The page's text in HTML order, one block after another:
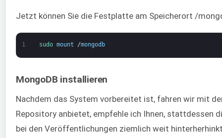
Jetzt können Sie die Festplatte am Speicherort /
1 sudo mount /mongodb
MongoDB installieren
Nachdem das System vorbereitet ist, fahren wir mit
Repository anbietet, empfehle ich Ihnen, stattdessen
bei den Veröffentlichungen ziemlich weit